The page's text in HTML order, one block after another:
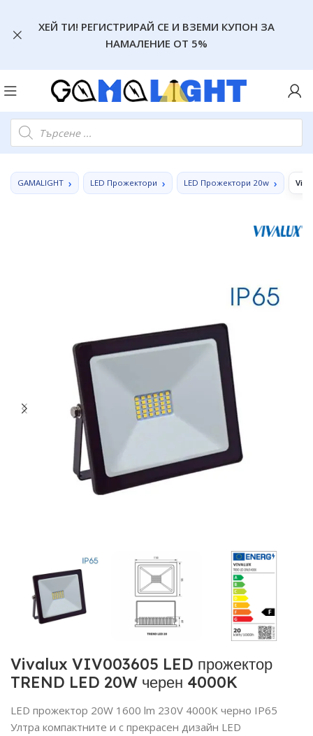
GAMALIGHT LED Прожектори LED Прожектори 20w
Vivalux VIV003605 LED прожектор
TREND LED 20W черен 4000K
LED прожектор 20W 1600 lm 230V 4000K черно IP65
Ултра компактните и с прекрасен дизайн LED
ХЕЙ ТИ! РЕГИСТРИРАЙ СЕ И ВЗЕМИ КУПОН ЗА
НАМАЛЕНИЕ ОТ 5%